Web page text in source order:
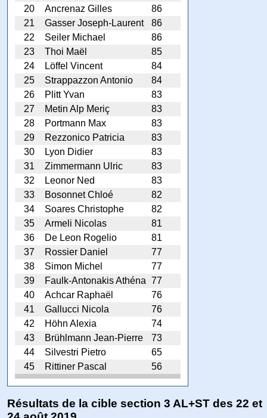
20
Ancrenaz Gilles
86
21
Gasser Joseph-Laurent
86
22
Seiler Michael
86
23
Thoi Maël
85
24
Löffel Vincent
84
25
Strappazzon Antonio
84
26
Plitt Yvan
83
27
Metin Alp Meriç
83
28
Portmann Max
83
29
Rezzonico Patricia
83
30
Lyon Didier
83
31
Zimmermann Ulric
83
32
Leonor Ned
83
33
Bosonnet Chloé
82
34
Soares Christophe
82
35
Armeli Nicolas
81
36
De Leon Rogelio
81
37
Rossier Daniel
77
38
Simon Michel
77
39
Faulk-Antonakis Athéna 77
40
Achcar Raphaël
76
41
Gallucci Nicola
76
42
Höhn Alexia
74
43
Brühlmann Jean-Pierre
73
44
Silvestri Pietro
65
45
Rittiner Pascal 56
Résultats de la cible section 3 AL+ST des 22 et